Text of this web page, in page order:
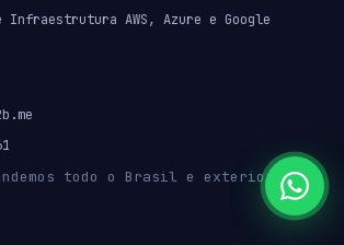
Infraestrutura AWS, Azure e Google
todo o Brasil e exterior